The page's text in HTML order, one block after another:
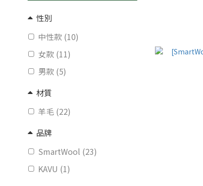
性別
中性款 (10)
女款 (11)
男款 (5)
材質
羊毛 (22)
品牌
SmartWool (23)
KAVU (1)